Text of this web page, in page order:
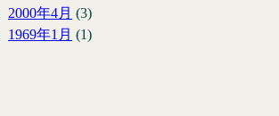
2000年4月 (3)
1969年1月 (1)